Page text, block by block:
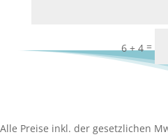
6 + 4 =
Alle Preise inkl. der gesetzlichen